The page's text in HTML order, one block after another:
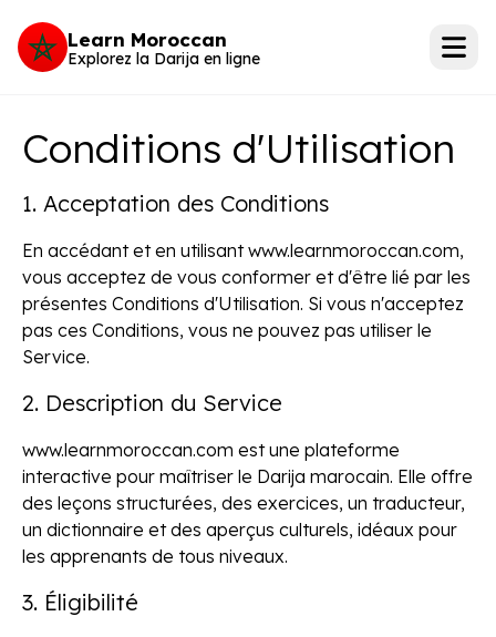
Learn Moroccan
Explorez la Darija en ligne
Conditions d'Utilisation
1. Acceptation des Conditions
En accédant et en utilisant www.learnmoroccan.com,
vous acceptez de vous conformer et d'être lié par les
présentes Conditions d'Utilisation. Si vous n'acceptez
pas ces Conditions, vous ne pouvez pas utiliser le
Service.
2. Description du Service
www.learnmoroccan.com est une plateforme
interactive pour maîtriser le Darija marocain. Elle offre
des leçons structurées, des exercices, un traducteur,
un dictionnaire et des aperçus culturels, idéaux pour
les apprenants de tous niveaux.
3. Éligibilité